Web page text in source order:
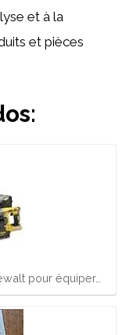
et à la
et pièces
pour équiper…